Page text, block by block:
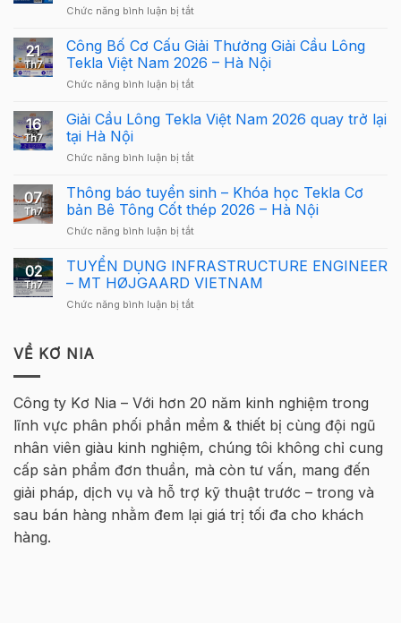
Chức năng bình luận bị tắtở
Tekla
Structures
Carbon
–
dẫn
Tekla
cho
người
21
Th7
Công Bố Cơ Cấu Giải Thưởng Giải Cầu Lông
Tekla Việt Nam 2026 – Hà Nội
Chức năng bình luận bị tắtở
Bố
Giải
Giải
Cầu
Lông
Tekla
Nam
2026
Hà
16
Th7
Giải Cầu Lông Tekla Việt Nam 2026 quay trở lại
tại Hà Nội
Chức năng bình luận bị tắtở
Cầu
Lông
Tekla
Việt
2026
quay
lại
07
Th7
Thông báo tuyển sinh – Khóa học Tekla Cơ
bản Bê Tông Cốt thép 2026 – Hà Nội
Chức năng bình luận bị tắtở
báo
tuyển
sinh
–
Bê
Cốt
thép
2026
–
Hà
Nội
02
Th7
TUYỂN DỤNG INFRASTRUCTURE ENGINEER
– MT HØJGAARD VIETNAM
Chức năng bình luận bị tắtở
MT
HØJGAARD
VIETNAM
VỀ KƠ NIA
Công ty Kơ Nia – Với hơn 20 năm kinh nghiệm trong
lĩnh vực phân phối phần mềm & thiết bị cùng đội ngũ
nhân viên giàu kinh nghiệm, chúng tôi không chỉ cung
cấp sản phẩm đơn thuần, mà còn tư vấn, mang đến
giải pháp, dịch vụ và hỗ trợ kỹ thuật trước – trong và
sau bán hàng nhằm đem lại giá trị tối đa cho khách
hàng.